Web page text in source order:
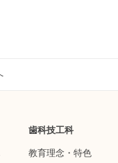
歯科技工科
教育理念・特色